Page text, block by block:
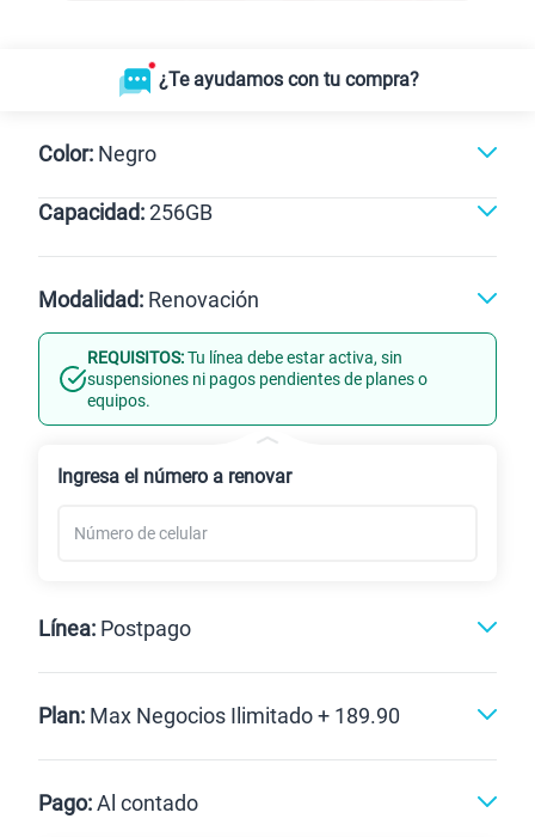
¿Te ayudamos con tu compra?
Color: Negro
Negro
Capacidad:256GB
256GB
Modalidad: Renovación
Línea Nueva Portabilidad
REQUISITOS:Tu línea debe estar activa, sin
suspensiones ni pagos pendientes de planes o
equipos.
Ingresa el número a renovar
Línea: Postpago
Postpago
Plan: Max Negocios Ilimitado + 189.90
Pago:Al contado